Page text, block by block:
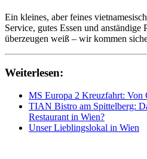
Ein kleines, aber feines
Service, gutes Essen und anständige
überzeugen weiß – wir kommen
Weiterlesen:
MS Europa 2 Kreuzfahrt: Von
TIAN Bistro am Spittelberg:
Restaurant in Wien?
Unser Lieblingslokal in Wien